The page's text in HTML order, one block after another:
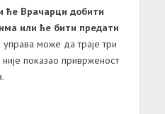
ће Врачарци добити
или ће бити предати
може да траје три
показао приврженост